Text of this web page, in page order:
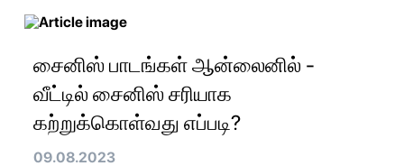
சைனிஸ் பாடங்கள் ஆன்லைனில் -
வீட்டில் சைனிஸ் சரியாக
கற்றுக்கொள்வது எப்படி?
09.08.2023